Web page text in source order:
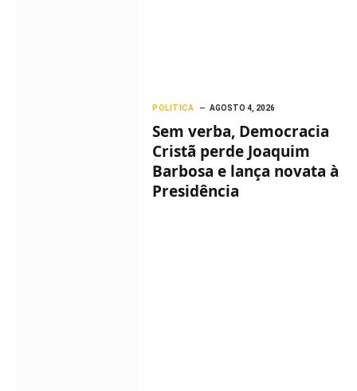
POLITICA AGOSTO 4, 2026
Sem verba, Democracia
Cristã perde Joaquim
Barbosa e lança novata à
Presidência